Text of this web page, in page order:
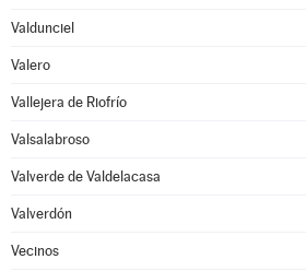
Valdunciel
Valero
Vallejera de Riofrío
Valsalabroso
Valverde de Valdelacasa
Valverdón
Vecinos